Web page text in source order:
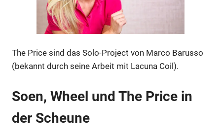
Anzeige
The Price sind das Solo-Project von Marco Barusso
(bekannt durch seine Arbeit mit Lacuna Coil).
Soen, Wheel und The Price in
der Scheune